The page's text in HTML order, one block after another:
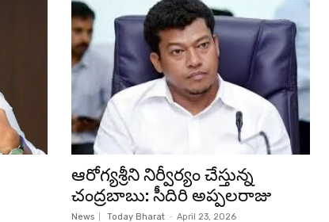
ఆరోగ్యశ్రీని నిర్వీర్యం చేస్తున్న
చంద్రబాబు: సీదిరి అప్పలరాజు
News Today Bharat - April 23, 2026